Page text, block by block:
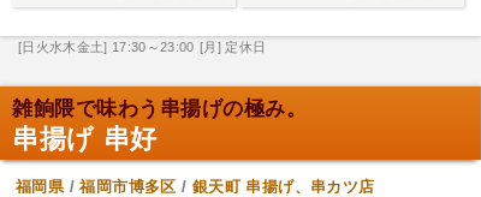
[日火水木金土] 17:30～23:00 [月] 定休日
雑餉隈で味わう串揚げの極み。
串揚げ 串好
福岡県/福岡市博多区 / 銀天町 串揚げ、串カツ店